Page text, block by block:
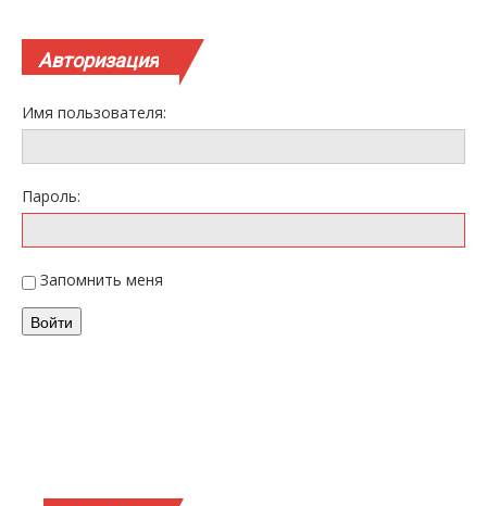
Авторизация
Имя пользователя:
Пароль:
Запомнить меня
Войти